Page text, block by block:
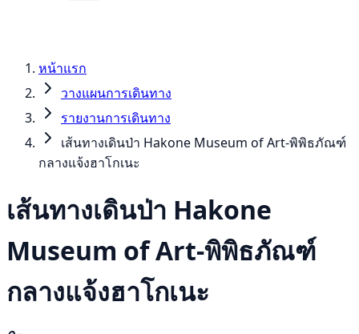
หน้าแรก
วางแผนการเดินทาง
รายงานการเดินทาง
เส้นทางเดินป่า Hakone Museum of Art-พิพิธภัณฑ์
กลางแจ้งฮาโกเนะ
เส้นทางเดินป่า Hakone
Museum of Art-พิพิธภัณฑ์
กลางแจ้งฮาโกเนะ